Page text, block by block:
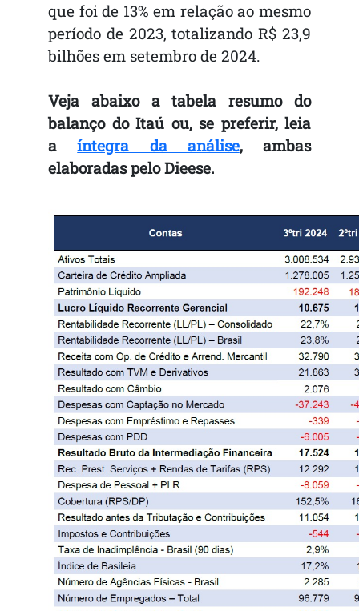
que foi de 13% em relação ao mesmo
período de 2023, totalizando R$ 23,9
bilhões em setembro de 2024.
Veja abaixo a tabela resumo do
balanço do Itaú ou, se preferir, leia
aíntegra da análise, ambas
elaboradas pelo Dieese.